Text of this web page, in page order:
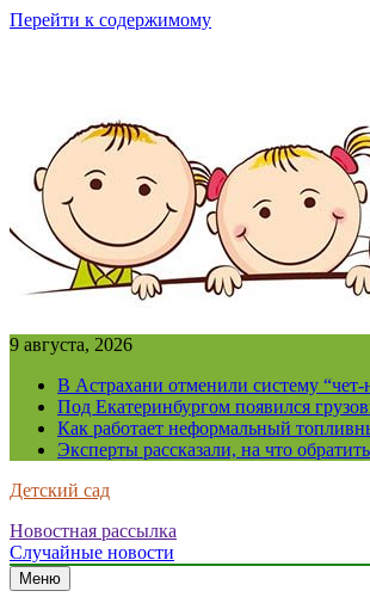
Перейти к содержимому
9 августа, 2026
В Астрахани отменили систему
Под Екатеринбургом появился
Как работает неформальный
Эксперты рассказали, на что
Детский сад
Новостная рассылка
Случайные новости
Меню